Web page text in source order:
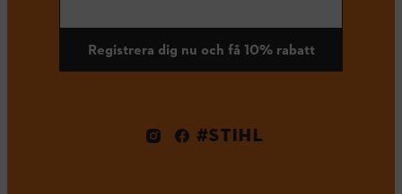
Registrera dig nu och få 10% rabatt
#STIHL